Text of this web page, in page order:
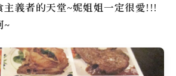
主義者的天堂~妮姐姐一定很愛!!!
~